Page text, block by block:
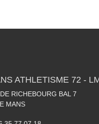
ATHLETISME 72 -
RICHEBOURG BAL 7
MANS